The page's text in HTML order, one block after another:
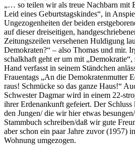
… so teilen wir als treue Nachbarn mit
Leid eines Geburtstagskindes , in
Ungezogenheiten der beiden
auf dieser dreiseitigen,
Zeitungszeilen versehenen Huldigung
Demokraten?
– also Thomas und mir.
schalkhaft geht er um mit
Demokratie ,
Hand verfasst in seinem Ständchen
Frauentags
An die Demokratenmutter
raus! Schmücke so das ganze Haus!
Schwester Dagmar wird in einem 22-
ihrer Erdenankunft gefeiert. Der Schluss
den Jungen/ die wir hier etwas
Stammbuch schreiben/daß wir gute
aber schon ein paar Jahre zuvor (1957)
Wohnung umgezogen.